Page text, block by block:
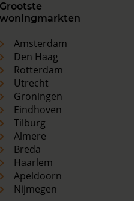
Grootste
woningmarkten
Amsterdam
Den Haag
Rotterdam
Utrecht
Groningen
Eindhoven
Tilburg
Almere
Breda
Haarlem
Apeldoorn
Nijmegen